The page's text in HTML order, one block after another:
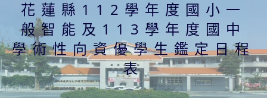
花蓮縣112學年度國小一
般智能及113學年度國中
學術性向資優學生鑑定日程
表